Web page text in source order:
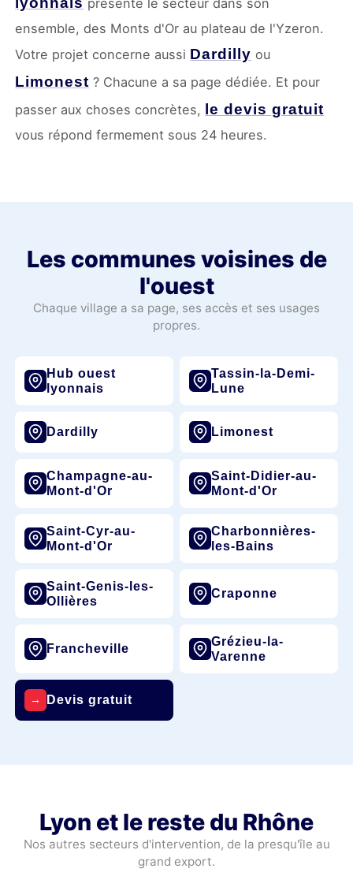
ensemble, des Monts d'Or au plateau de l'Yzeron.
Votre projet concerne aussi Dardilly ou
Limonest ? Chacune a sa page dédiée. Et pour
passer aux choses concrètes, le devis gratuit
vous répond fermement sous 24 heures.
Les communes voisines de
l'ouest
Chaque village a sa page, ses accès et ses usages
propres.
Hub ouest
lyonnais
Tassin-la-Demi-
Lune
Dardilly Limonest
Champagne-au-
Mont-d'Or
Saint-Didier-au-
Mont-d'Or
Saint-Cyr-au-
Mont-d'Or
Charbonnières-
les-Bains
Saint-Genis-les-
Ollières
Craponne
Francheville
Grézieu-la-
Varenne
→ Devis gratuit
Lyon et le reste du Rhône
Nos autres secteurs d'intervention, de la presqu'île au
grand export.